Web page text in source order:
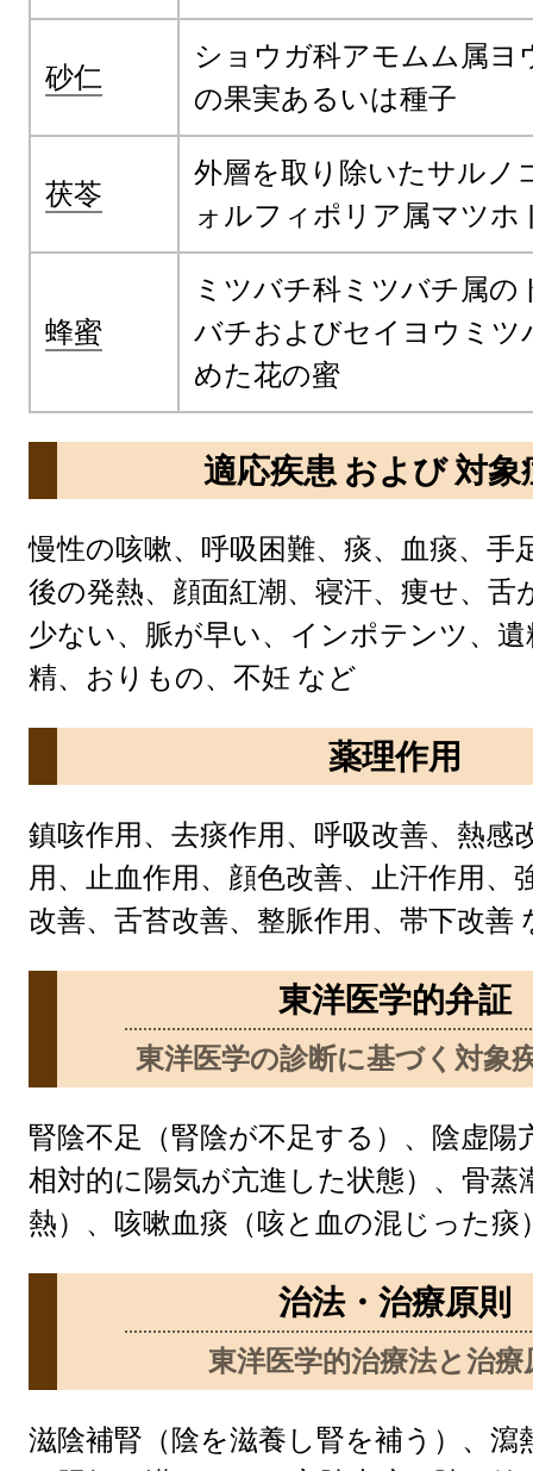
砂仁
ショウガ科アモムム属ヨ
の果実あるいは種子
茯苓
外層を取り除いたサルノ
ォルフィポリア属マツホ
蜂蜜
ミツバチ科ミツバチ属の
バチおよびセイヨウミツ
めた花の蜜
適応疾患 および 対象
慢性の咳嗽、呼吸困難、痰、血痰、手
後の発熱、顔面紅潮、寝汗、痩せ、舌
少ない、脈が早い、インポテンツ、
精、おりもの、不妊 など
薬理作用
鎮咳作用、去痰作用、呼吸改善、熱感
用、止血作用、顔色改善、止汗作用、
改善、舌苔改善、整脈作用、帯下改善
東洋医学的弁証
東洋医学の診断に基づく対象
腎陰不足（腎陰が不足する）、陰虚陽
相対的に陽気が亢進した状態）、骨蒸
熱）、咳嗽血痰（咳と血の混じった痰
治法・治療原則
東洋医学的治療法と治療
滋陰補腎（陰を滋養し腎を補う）、瀉